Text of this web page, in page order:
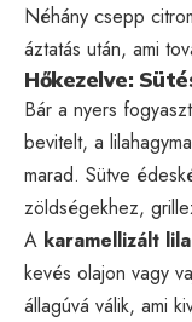
Néhány csepp
áztatás után, ami
Hőkezelve:
Bár a nyers
bevitelt, a
marad. Sütve
zöldségekhez,
A karamellizált
kevés olajon vagy
állagúvá válik, ami